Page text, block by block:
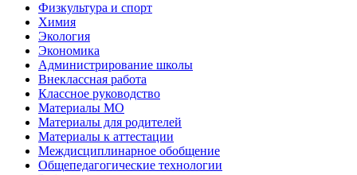
Физкультура и спорт
Химия
Экология
Экономика
Администрирование школы
Внеклассная работа
Классное руководство
Материалы МО
Материалы для родителей
Материалы к аттестации
Междисциплинарное обобщение
Общепедагогические технологии